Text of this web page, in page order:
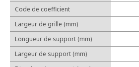
Outillage manuel
Code de coefficient
d'allongement linéaire (10-6/℃)
Largeur de grille (mm)
Longueur de support (mm)
Largeur de support (mm)